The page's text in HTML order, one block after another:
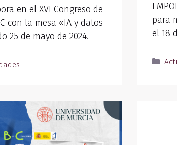
en el XVI Congreso de
con la mesa «IA y datos
25 de mayo de 2024.
para
el 18